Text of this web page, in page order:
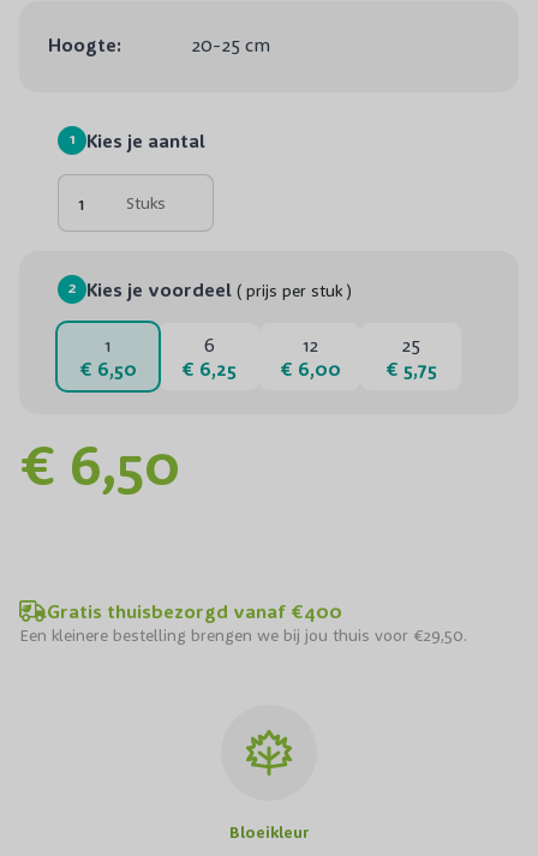
Hoogte: 20-25 cm
1 Kies je aantal
Stuks
2 Kies je voordeel ( prijs per stuk )
25
€ 5,75
12
€ 6,00
6
€ 6,25
1
€ 6,50
€ 6,50
Gratis thuisbezorgd vanaf €400
Een kleinere bestelling brengen we bij jou thuis voor €29,50.
Bloeikleur